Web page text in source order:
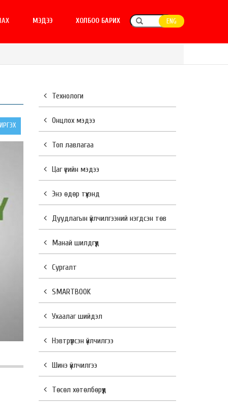
МЭДЭЭ ХОЛБОО БАРИХ ENG
Технологи
Онцлох мэдээ
Топ лавлагаа
Цаг үеийн мэдээ
Энэ өдөр түүхэнд
Дуудлагын үйлчилгээний нэгдсэн төв
Манай шилдгүүд
Сургалт
SMARTBOOK
Ухаалаг шийдэл
Нэвтрүүлсэн үйлчилгээ
Шинэ үйлчилгээ
Төсөл хөтөлбөрүүд